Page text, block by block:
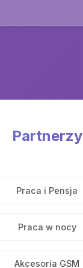
Partnerzy
Praca i Pensja
Praca w nocy
Akcesoria GSM